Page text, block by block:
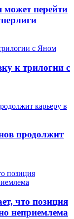
перейти
к трилогии с
продолжит
что позиция
неприемлема